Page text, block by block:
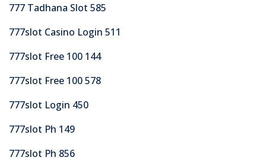
777 Tadhana Slot 585
777slot Casino Login 511
777slot Free 100 144
777slot Free 100 578
777slot Login 450
777slot Ph 149
777slot Ph 856